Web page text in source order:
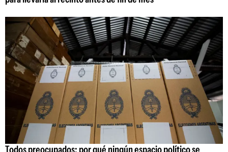
Todos preocupados: por qué ningún espacio político se